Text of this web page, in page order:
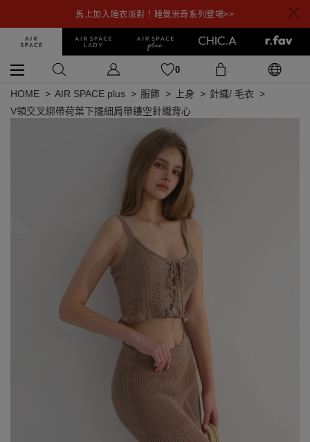
馬上加入睡衣派對！睡覺米奇系列登場>>
0
HOME AIR SPACE plus 服飾 上身
針織/ 毛衣
V領交叉綁帶荷葉下擺細肩帶鏤空針織背心